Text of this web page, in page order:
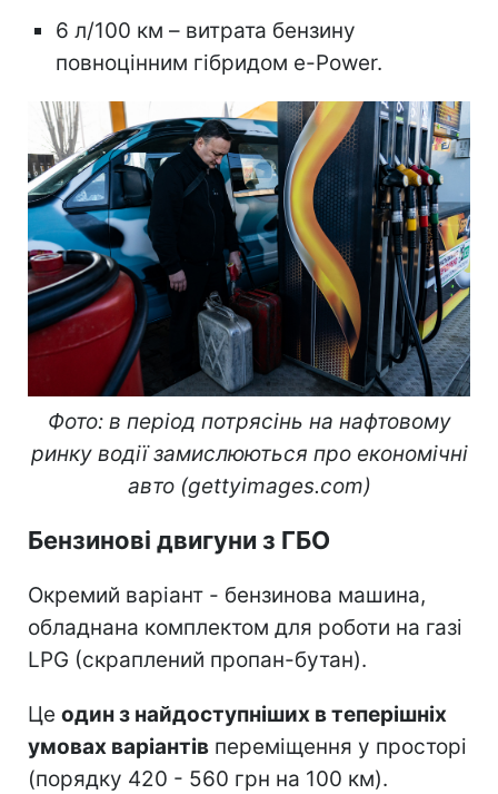
6 л/100 км – витрата бензину
повноцінним гібридом e-Power.
Фото: в період потрясінь на нафтовому
ринку водії замислюються про економічні
авто (gettyimages.com)
Бензинові двигуни з ГБО
Окремий варіант - бензинова машина,
обладнана комплектом для роботи на газі
LPG (скраплений пропан-бутан).
Це один з найдоступніших в теперішніх
умовах варіантів переміщення у просторі
(порядку 420 - 560 грн на 100 км).